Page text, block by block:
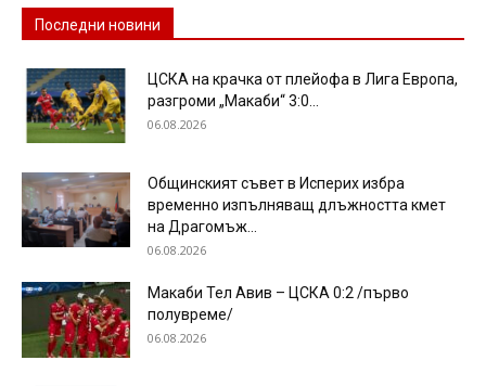
Последни новини
ЦСКА на крачка от плейофа в Лига Европа,
разгроми „Макаби“ 3:0...
06.08.2026
Общинският съвет в Исперих избра
временно изпълняващ длъжността кмет
на Драгомъж...
06.08.2026
Макаби Тел Авив – ЦСКА 0:2 /първо
полувреме/
06.08.2026